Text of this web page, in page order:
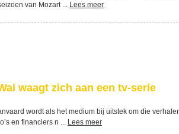
van Mozart ... Lees meer
waagt zich aan een tv-serie
wordt als het medium bij uitstek om die
en financiers n ... Lees meer